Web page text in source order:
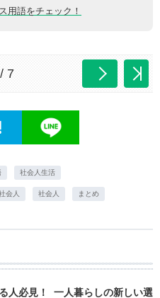
用語をチェック！
7
社会人生活
会人 社会人 まとめ
人必見！ 一人暮らしの新しい選